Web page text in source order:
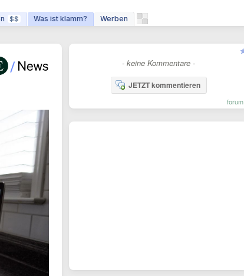
$$ Was ist klamm? Werben
- keine Kommentare -
JETZT kommentieren
forum